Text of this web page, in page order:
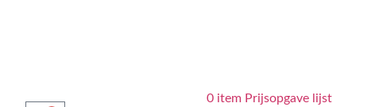
0 item Prijsopgave lijst